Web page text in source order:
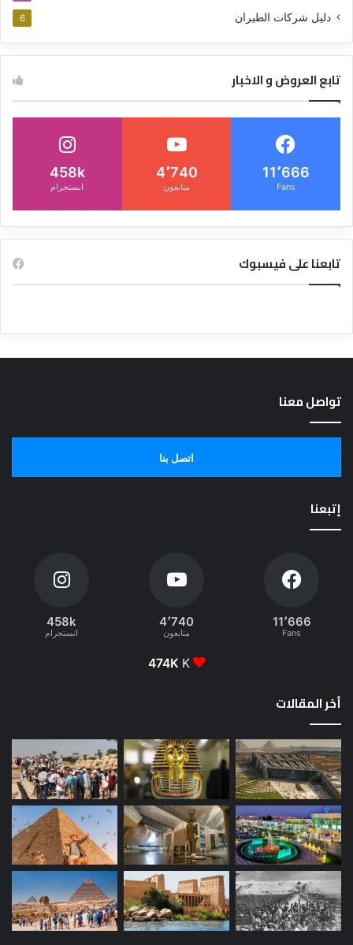
دليل شركات الطيران 6
تابع العروض و الاخبار
11٬666
Fans
4٬740
متابعون
458k
انستجرام
تابعنا على فيسبوك
تواصل معنا
اتصل بنا
إتبعنا
11٬666
Fans
4٬740
متابعون
458k
انستجرام
474K K
أخر المقالات